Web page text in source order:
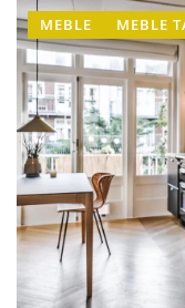
MEBLE MEBLE